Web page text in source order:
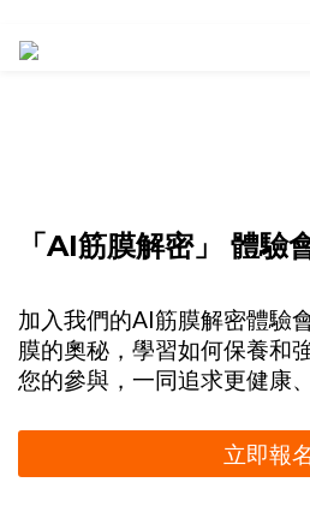
「AI筋膜解密」 體驗
加入我們的AI筋膜解密體驗
膜的奧秘，學習如何保養和
您的參與，一同追求更健康
立即報名